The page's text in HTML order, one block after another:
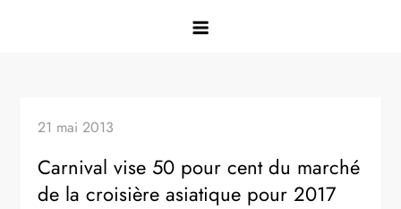
21 mai 2013
Carnival vise 50 pour cent du marché
de la croisière asiatique pour 2017